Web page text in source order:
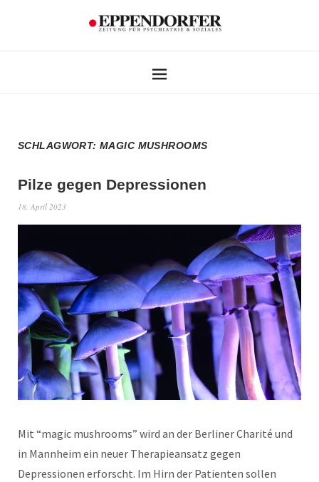
SCHLAGWORT:MAGIC MUSHROOMS
Pilze gegen Depressionen
18. April 2023
Mit “magic mushrooms” wird an der Berliner Charité und
in Mannheim ein neuer Therapieansatz gegen
Depressionen erforscht. Im Hirn der Patienten sollen